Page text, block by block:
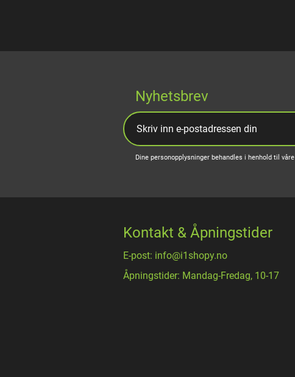
Nyhetsbrev
Dine personopplysninger behandles i henhold til våre
Kontakt & Åpningstider
E-post: info@i1shopy.no
Åpningstider: Mandag-Fredag, 10-17